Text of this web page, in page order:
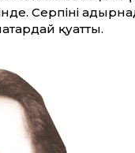
Серпіні
қуатты.